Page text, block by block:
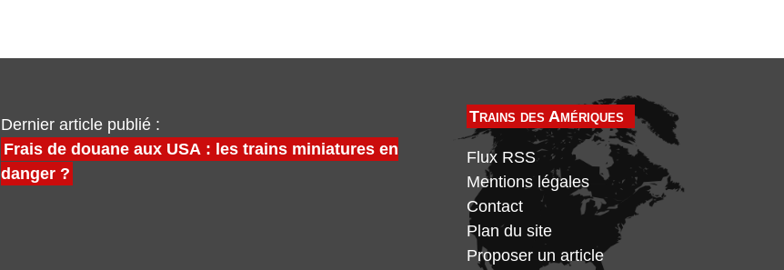
Dernier article publié :
Frais de douane aux USA : les trains miniatures en
danger ?
Trains des Amériques
Flux RSS
Mentions légales
Contact
Plan du site
Proposer un article